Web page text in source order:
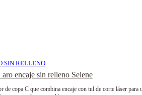
SIN RELLENO
encaje sin relleno Selene
de copa C que combina encaje con tul de corte láser